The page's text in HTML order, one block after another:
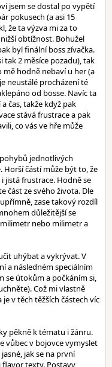
jsem se dostal po vypětí
pokusech (a asi 15
že ta výzva mi za to
obtížnost. Bohužel
byl finální boss zívačka.
tak 2 měsíce pozadu), tak
mě hodně nebaví u her (a
neustálé procházení té
od bosse. Navíc ta
čas, takže když pak
stává frustrace a pak
co vás ve hře může
jednotlivých
Horší částí může být to, že
jistá frustrace. Hodně se
část ze svého života. Dle
zase takový rozdíl
důležitější se
nebo milimetr a
uhýbat a vykrývat. V
a následném speciálním
se útokům a počkáním si,
Což mi vlastně
v těch těžších částech víc
pěkně k tématu i žánru.
vůbec v bojovce vymyslet
jak se na první
texty. Postavy